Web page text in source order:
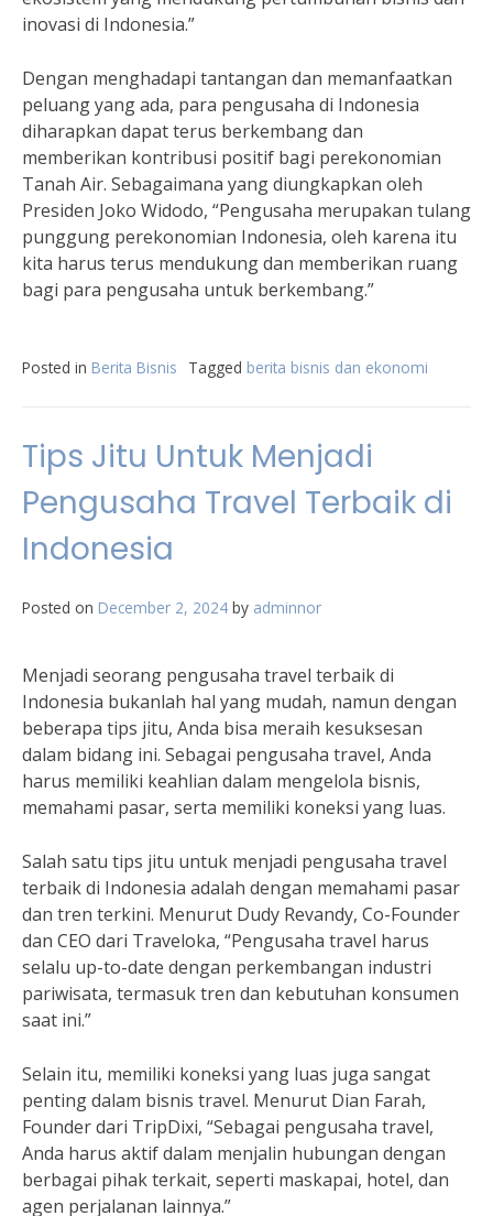
inovasi di Indonesia.”
Dengan menghadapi tantangan dan memanfaatkan
peluang yang ada, para pengusaha di Indonesia
diharapkan dapat terus berkembang dan
memberikan kontribusi positif bagi perekonomian
Tanah Air. Sebagaimana yang diungkapkan oleh
Presiden Joko Widodo, “Pengusaha merupakan tulang
punggung perekonomian Indonesia, oleh karena itu
kita harus terus mendukung dan memberikan ruang
bagi para pengusaha untuk berkembang.”
Posted in Berita Bisnis Tagged berita bisnis dan ekonomi
Tips Jitu Untuk Menjadi
Pengusaha Travel Terbaik di
Indonesia
Posted on December 2, 2024 by adminnor
Menjadi seorang pengusaha travel terbaik di
Indonesia bukanlah hal yang mudah, namun dengan
beberapa tips jitu, Anda bisa meraih kesuksesan
dalam bidang ini. Sebagai pengusaha travel, Anda
harus memiliki keahlian dalam mengelola bisnis,
memahami pasar, serta memiliki koneksi yang luas.
Salah satu tips jitu untuk menjadi pengusaha travel
terbaik di Indonesia adalah dengan memahami pasar
dan tren terkini. Menurut Dudy Revandy, Co-Founder
dan CEO dari Traveloka, “Pengusaha travel harus
selalu up-to-date dengan perkembangan industri
pariwisata, termasuk tren dan kebutuhan konsumen
saat ini.”
Selain itu, memiliki koneksi yang luas juga sangat
penting dalam bisnis travel. Menurut Dian Farah,
Founder dari TripDixi, “Sebagai pengusaha travel,
Anda harus aktif dalam menjalin hubungan dengan
berbagai pihak terkait, seperti maskapai, hotel, dan
agen perjalanan lainnya.”